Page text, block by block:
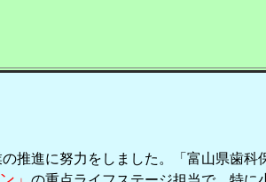
推進に努力をしました。「富山県歯科